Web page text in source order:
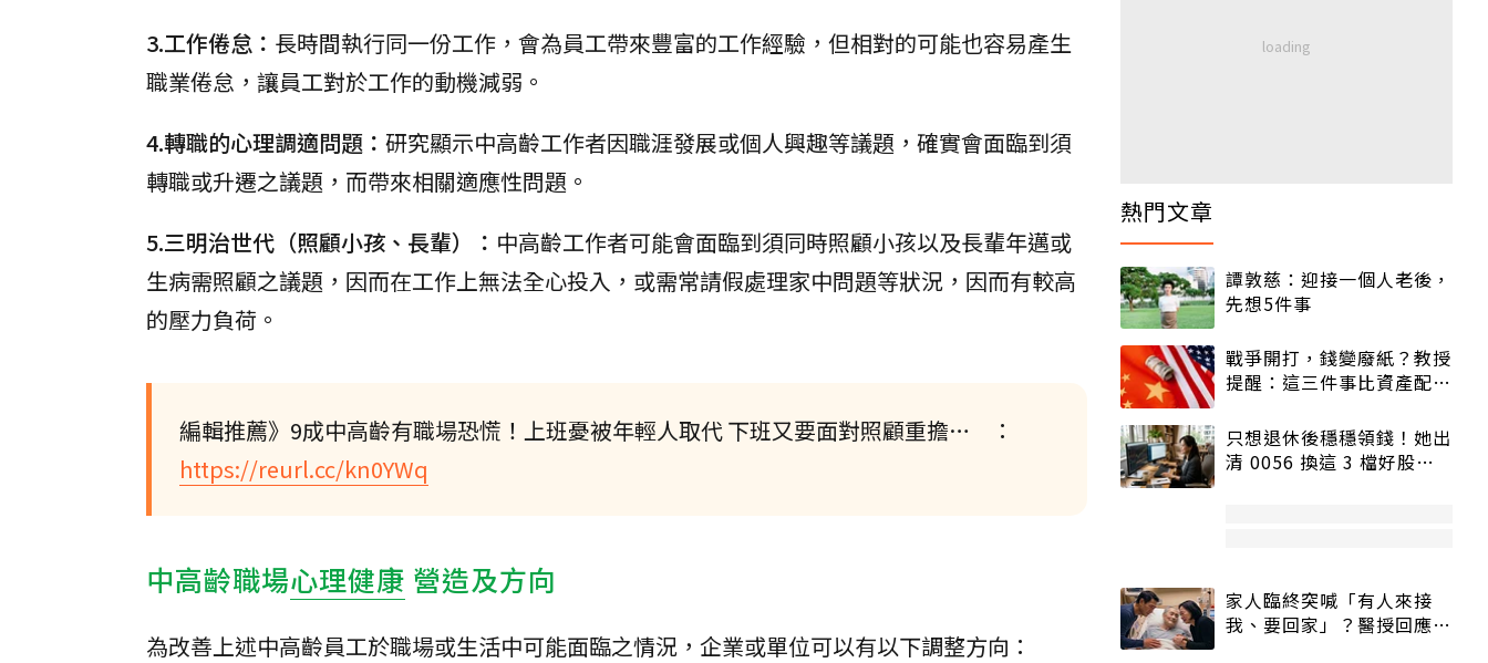
3.工作倦怠： 長時間執行同一份工作，會為員工帶來豐富的工作經驗，但相對的可能也容易產生
職業倦怠，讓員工對於工作的動機減弱。
4.轉職的心理調適問題： 研究顯示中高齡工作者因職涯發展或個人興趣等議題，確實會面臨到須
轉職或升遷之議題，而帶來相關適應性問題。
5.三明治世代（照顧小孩、長輩）： 中高齡工作者可能會面臨到須同時照顧小孩以及長輩年邁或
生病需照顧之議題，因而在工作上無法全心投入，或需常請假處理家中問題等狀況，因而有較高
的壓力負荷。
編輯推薦》9成中高齡有職場恐慌！上班憂被年輕人取代 下班又要面對照顧重擔… ：
https://reurl.cc/kn0YWq
中高齡職場心理健康 營造及方向
為改善上述中高齡員工於職場或生活中可能面臨之情況，企業或單位可以有以下調整方向：
熱門文章
譚敦慈：迎接一個人老後，
先想5件事
戰爭開打，錢變廢紙？教授
提醒：這三件事比資產配置
只想退休後穩穩領錢！她出
清 0056 換這 3 檔好股：
家人臨終突喊「有人來接
我、要回家」？醫授回應方